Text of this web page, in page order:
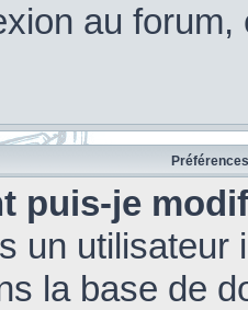
au
puis-je
un
la base de